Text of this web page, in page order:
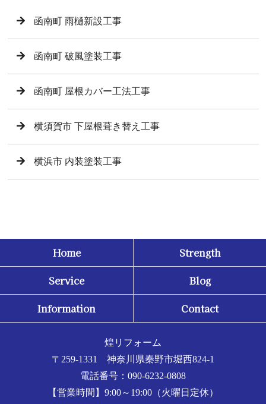
函南町 雨樋新設工事
函南町 破風塗装工事
函南町 屋根カバー工法工事
横須賀市 下屋根葺き替え工事
横浜市 内装塗装工事
Home
Strength
Service
Blog
Information
Contact
煌リフォーム
〒259-1331 神奈川県秦野市堀西824-1
電話番号：090-6232-0808
【営業時間】9:00～19:00（火曜日定休）